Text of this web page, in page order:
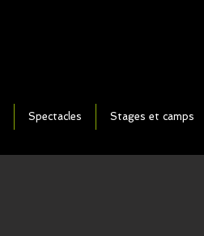
Spectacles Stages et camps